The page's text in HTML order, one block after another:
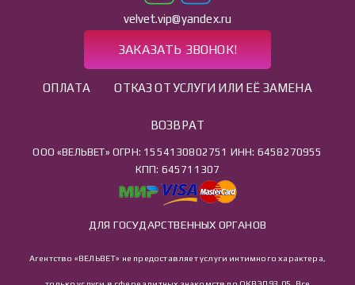
velvet.vip@yandex.ru
ЗАКАЗАТЬ ЗВОНОК!
ОПЛАТА ОТКАЗ ОТ УСЛУГИ ИЛИ ЕЁ ЗАМЕНА
ВОЗВРАТ
ООО «ВЕЛЬВЕТ» ОГРН: 1554130802751 ИНН: 6458270955
КПП: 645711307
ДЛЯ ГОСУДАРСТВЕННЫХ ОРГАНОВ
Агентство «ВЕЛЬВЕТ» не предоставляет услуги интимного характера,